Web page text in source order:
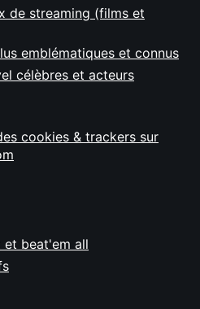
de streaming (films et
emblématiques et connus
célèbres et acteurs
cookies & trackers sur
beat'em all